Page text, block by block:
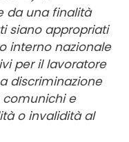
da una finalità
siano appropriati
interno nazionale
per il lavoratore
discriminazione
e
o invalidità al